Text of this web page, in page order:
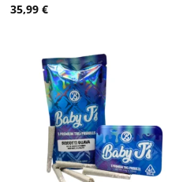
Bewertet
35,99 €